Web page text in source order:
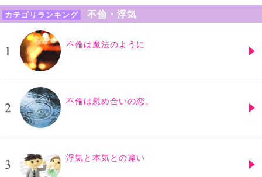
カテゴリランキング 不倫・浮気
不倫は魔法のように
不倫は慰め合いの恋。
浮気と本気との違い